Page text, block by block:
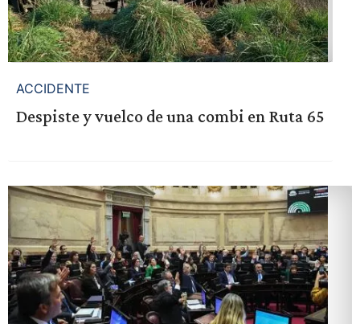
ACCIDENTE
Despiste y vuelco de una combi en Ruta 65